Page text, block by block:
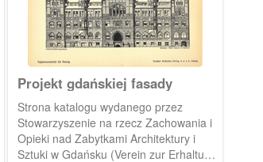
Projekt gdańskiej fasady
Strona katalogu wydanego przez
Stowarzyszenie na rzecz Zachowania i
Opieki nad Zabytkami Architektury i
Sztuki w Gdańsku (Verein zur Erhaltung